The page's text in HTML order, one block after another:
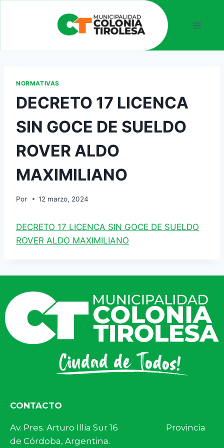
NORMATIVAS
DECRETO 17 LICENCA
SIN GOCE DE SUELDO
ROVER ALDO
MAXIMILIANO
Por 12 marzo, 2024
DECRETO 17 LICENCA SIN GOCE DE SUELDO
ROVER ALDO MAXIMILIANO
CONTACTO
Av. Pres. Arturo Illia Sur 16 Provincia
de Córdoba, Argentina.